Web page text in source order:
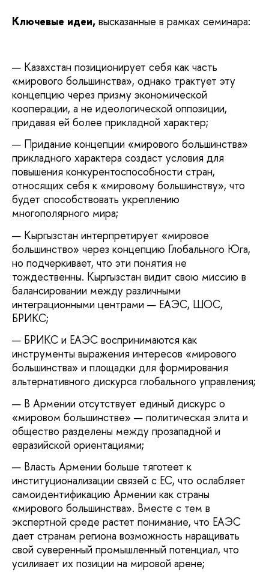
Ключевые идеи, высказанные в рамках семинара:
Казахстан позиционирует себя как часть
«мирового большинства», однако трактует эту
концепцию через призму экономической
кооперации, а не идеологической оппозиции,
придавая ей более прикладной характер;
Придание концепции «мирового большинства»
прикладного характера создаст условия для
повышения конкурентоспособности стран,
относящих себя к «мировому большинству», что
будет способствовать укреплению
многополярного мира;
Кыргызстан интерпретирует «мировое
большинство» через концепцию Глобального Юга,
но подчеркивает, что эти понятия не
тождественны. Кыргызстан видит свою миссию в
балансировании между различными
интеграционными центрами — ЕАЭС, ШОС,
БРИКС;
БРИКС и ЕАЭС воспринимаются как
инструменты выражения интересов «мирового
большинства» и площадки для формирования
альтернативного дискурса глобального управления;
В Армении отсутствует единый дискурс о
«мировом большинстве» — политическая элита и
общество разделены между прозападной и
евразийской ориентациями;
Власть Армении больше тяготеет к
институционализации связей с ЕС, что ослабляет
самоидентификацию Армении как страны
«мирового большинства». Вместе с тем в
экспертной среде растет понимание, что ЕАЭС
дает странам региона возможность наращивать
свой суверенный промышленный потенциал, что
усиливает их позиции на мировой арене;